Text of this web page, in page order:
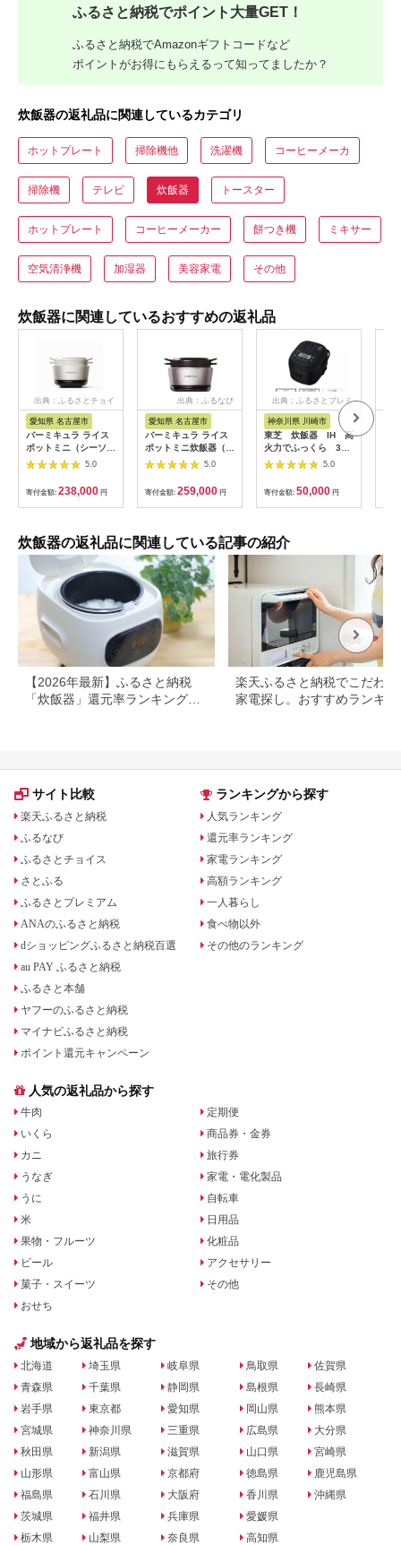
ふるさと納税でポイント大量GET！
ふるさと納税でAmazonギフトコードなど
ポイントがお得にもらえるって知ってましたか？
炊飯器の返礼品に関連しているカテゴリ
ホットプレート 掃除機他 洗濯機 コーヒーメーカ
掃除機 テレビ 炊飯器 トースター
ホットプレート コーヒーメーカー 餅つき機 ミキサー
空気清浄機 加湿器 美容家電 その他
炊飯器に関連しているおすすめの返礼品
出典：ふるさとチョイ
愛知県 名古屋市
バーミキュラ ライス
ポットミニ（シーソル
トホワイト）【スマー
トパッケージ】
5.0
寄付金額: 238,000 円
出典：ふるなび
愛知県 名古屋市
バーミキュラ ライス
ポットミニ炊飯器（ソ
リッドシルバー）炊飯
5.0
寄付金額: 259,000 円
出典：ふるさとプレミ
アム
神奈川県 川崎市
東芝 炊飯器 IH 高
火力でふっくら 3
合 RC-5XW(K)
141305_KV49
5.0
寄付金額: 50,000 円
炊飯器の返礼品に関連している記事の紹介
【2026年最新】ふるさと納税
「炊飯器」還元率ランキング！
楽天ふるさと納税でこだわり
家電探し。おすすめランキン
サイト比較
楽天ふるさと納税
ふるなび
ふるさとチョイス
さとふる
ふるさとプレミアム
ANAのふるさと納税
dショッピングふるさと納税百選
au PAY ふるさと納税
ふるさと本舗
ヤフーのふるさと納税
マイナビふるさと納税
ポイント還元キャンペーン
ランキングから探す
人気ランキング
還元率ランキング
家電ランキング
高額ランキング
一人暮らし
食べ物以外
その他のランキング
人気の返礼品から探す
牛肉
いくら
カニ
うなぎ
うに
米
果物・フルーツ
ビール
菓子・スイーツ
おせち
定期便
商品券・金券
旅行券
家電・電化製品
自転車
日用品
化粧品
アクセサリー
その他
地域から返礼品を探す
北海道
青森県
岩手県
宮城県
秋田県
山形県
福島県
茨城県
栃木県
埼玉県
千葉県
東京都
神奈川県
新潟県
富山県
石川県
福井県
山梨県
岐阜県
静岡県
愛知県
三重県
滋賀県
京都府
大阪府
兵庫県
奈良県
鳥取県
島根県
岡山県
広島県
山口県
徳島県
香川県
愛媛県
高知県
佐賀県
長崎県
熊本県
大分県
宮崎県
鹿児島県
沖縄県